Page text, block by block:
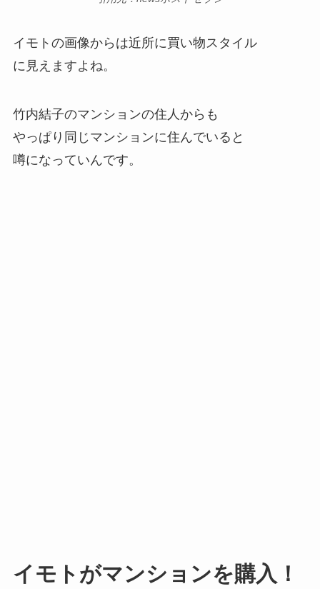
イモトの画像からは近所に買い物スタイル
に見えますよね。
竹内結子のマンションの住人からも
やっぱり同じマンションに住んでいると
噂になっていんです。
イモトがマンションを購入！